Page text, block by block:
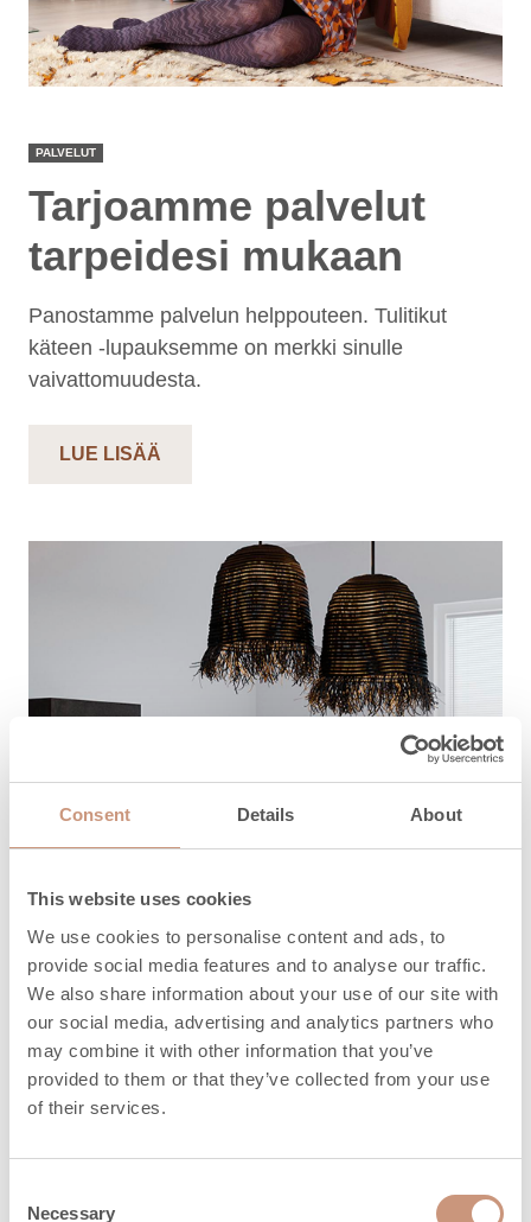
Consent Details About
This website uses cookies
We use cookies to personalise content and ads, to
provide social media features and to analyse our traffic.
We also share information about your use of our site with
our social media, advertising and analytics partners who
may combine it with other information that you’ve
provided to them or that they’ve collected from your use
of their services.
Selection
Necessary
PALVELUT
Tarjoamme palvelut
tarpeidesi mukaan
Panostamme palvelun helppouteen. Tulitikut
käteen -lupauksemme on merkki sinulle
vaivattomuudesta.
LUE LISÄÄ
TUKI